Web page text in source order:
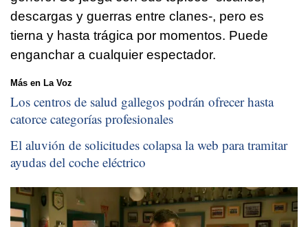
descargas y guerras entre clanes-, pero es
tierna y hasta trágica por momentos. Puede
enganchar a cualquier espectador.
Más en La Voz
Los centros de salud gallegos podrán ofrecer hasta
catorce categorías profesionales
El aluvión de solicitudes colapsa la web para tramitar
ayudas del coche eléctrico